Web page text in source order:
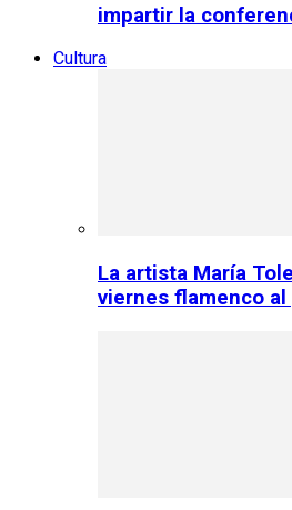
impartir la
Cultura
La artista María
viernes flamenco